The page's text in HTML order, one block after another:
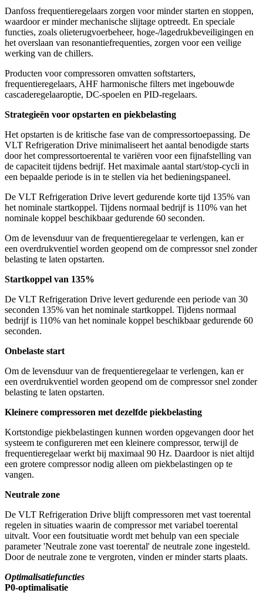
Danfoss frequentieregelaars zorgen voor minder starten en stoppen,
waardoor er minder mechanische slijtage optreedt. En speciale
functies, zoals olieterugvoerbeheer, hoge-/lagedrukbeveiligingen en
het overslaan van resonantiefrequenties, zorgen voor een veilige
werking van de chillers.
Producten voor compressoren omvatten softstarters,
frequentieregelaars, AHF harmonische filters met ingebouwde
cascaderegelaaroptie, DC-spoelen en PID-regelaars.
Strategieën voor opstarten en piekbelasting
Het opstarten is de kritische fase van de compressortoepassing. De
VLT Refrigeration Drive minimaliseert het aantal benodigde starts
door het compressortoerental te variëren voor een fijnafstelling van
de capaciteit tijdens bedrijf. Het maximale aantal start/stop-cycli in
een bepaalde periode is in te stellen via het bedieningspaneel.
De VLT Refrigeration Drive levert gedurende korte tijd 135% van
het nominale startkoppel. Tijdens normaal bedrijf is 110% van het
nominale koppel beschikbaar gedurende 60 seconden.
Om de levensduur van de frequentieregelaar te verlengen, kan er
een overdrukventiel worden geopend om de compressor snel zonder
belasting te laten opstarten.
Startkoppel van 135%
De VLT Refrigeration Drive levert gedurende een periode van 30
seconden 135% van het nominale startkoppel. Tijdens normaal
bedrijf is 110% van het nominale koppel beschikbaar gedurende 60
seconden.
Onbelaste start
Om de levensduur van de frequentieregelaar te verlengen, kan er
een overdrukventiel worden geopend om de compressor snel zonder
belasting te laten opstarten.
Kleinere compressoren met dezelfde piekbelasting
Kortstondige piekbelastingen kunnen worden opgevangen door het
systeem te configureren met een kleinere compressor, terwijl de
frequentieregelaar werkt bij maximaal 90 Hz. Daardoor is niet altijd
een grotere compressor nodig alleen om piekbelastingen op te
vangen.
Neutrale zone
De VLT Refrigeration Drive blijft compressoren met vast toerental
regelen in situaties waarin de compressor met variabel toerental
uitvalt. Voor een foutsituatie wordt met behulp van een speciale
parameter 'Neutrale zone vast toerental' de neutrale zone ingesteld.
Door de neutrale zone te vergroten, vinden er minder starts plaats.
Optimalisatiefuncties
P0-optimalisatie